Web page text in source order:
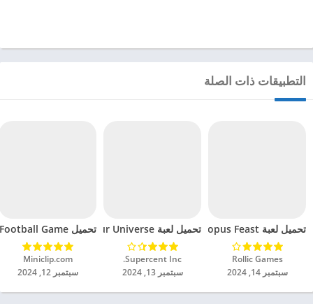
التطبيقات ذات الصلة
تحميل لعبة Octopus Feast مهكرة للاندرويد 2024
Rollic Games‏
سبتمبر 14, 2024
تحميل لعبة Dinosaur Universe مهكرة للاندرويد 2024
Supercent Inc.‏
سبتمبر 13, 2024
تحميل Soccer Hero PvP Football Game مهكرة للاندرويد 2024
Miniclip.com‏
سبتمبر 12, 2024